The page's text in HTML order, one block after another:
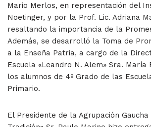
Mario Merlos, en representación del
Noetinger, y por la Prof. Lic. Adriana
resaltando la importancia de la
Además, se desarrolló la Toma de
a la Enseña Patria, a cargo de la
Escuela «Leandro N. Alem» Sra. María
los alumnos de 4º Grado de las
Primario.
El Presidente de la Agrupación Gaucha